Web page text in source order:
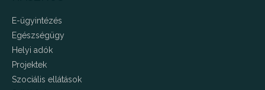
E-ügyintézés
Egészségügy
Helyi adók
Projektek
Szociális ellátások